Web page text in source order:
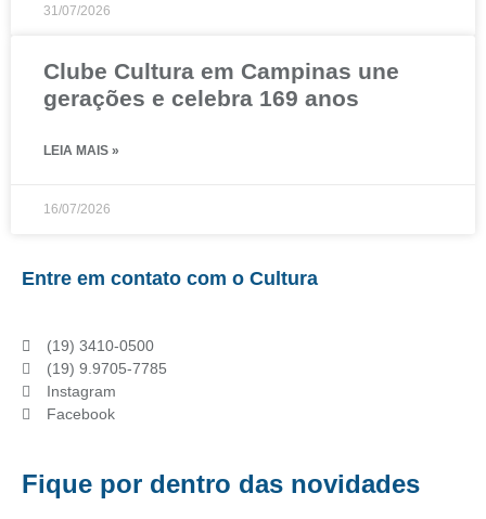
31/07/2026
Clube Cultura em Campinas une
gerações e celebra 169 anos
LEIA MAIS »
16/07/2026
Entre em contato com o Cultura
(19) 3410-0500
(19) 9.9705-7785
Instagram
Facebook
Fique por dentro das novidades